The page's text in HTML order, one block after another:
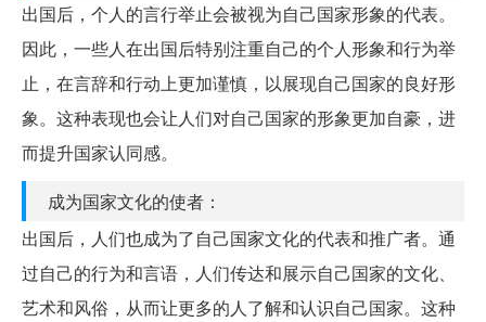
出国后，个人的言行举止会被视为自己国家形象的代表。
因此，一些人在出国后特别注重自己的个人形象和行为举
止，在言辞和行动上更加谨慎，以展现自己国家的良好形
象。这种表现也会让人们对自己国家的形象更加自豪，进
而提升国家认同感。
成为国家文化的使者：
出国后，人们也成为了自己国家文化的代表和推广者。通
过自己的行为和言语，人们传达和展示自己国家的文化、
艺术和风俗，从而让更多的人了解和认识自己国家。这种